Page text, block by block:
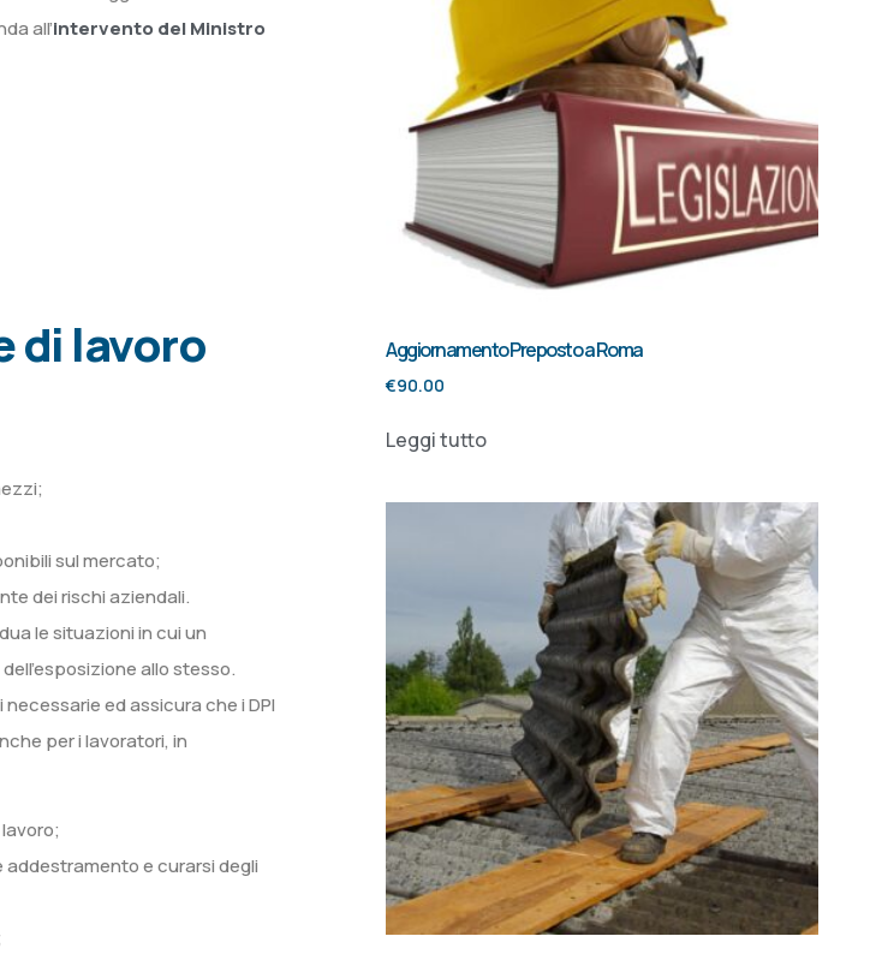
all’intervento del Ministro
di lavoro
sul mercato;
dei rischi aziendali.
le situazioni in cui un
allo stesso.
ed assicura che i DPI
per i lavoratori, in
addestramento e curarsi degli
Aggiornamento Preposto a Roma
€90.00
Leggi tutto